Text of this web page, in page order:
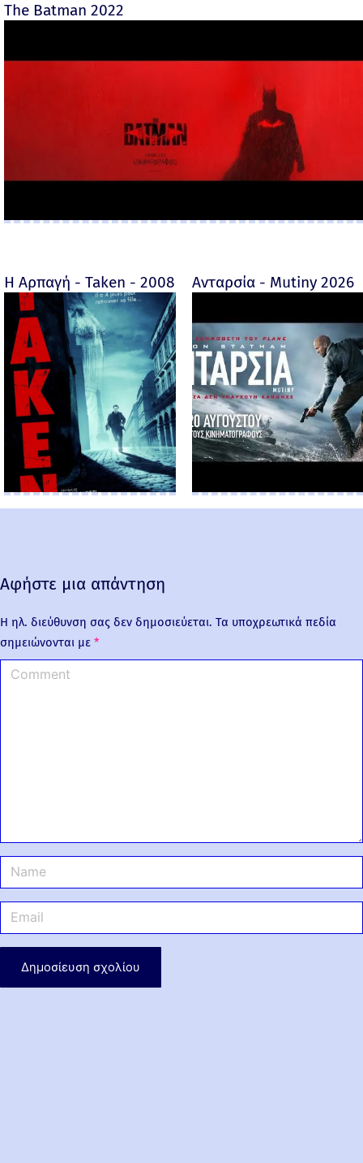
The Batman 2022
Η Αρπαγή - Taken - 2008 Ανταρσία - Mutiny 2026
Αφήστε μια απάντηση
Η ηλ. διεύθυνση σας δεν δημοσιεύεται. Τα υποχρεωτικά πεδία
σημειώνονται με *